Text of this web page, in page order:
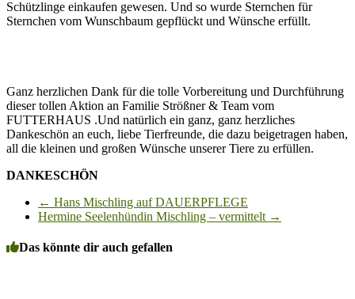
Schützlinge einkaufen gewesen. Und so wurde Sternchen für
Sternchen vom Wunschbaum gepflückt und Wünsche erfüllt.
Ganz herzlichen Dank für die tolle Vorbereitung und Durchführung
dieser tollen Aktion an Familie Strößner & Team vom
FUTTERHAUS .Und natürlich ein ganz, ganz herzliches
Dankeschön an euch, liebe Tierfreunde, die dazu beigetragen haben,
all die kleinen und großen Wünsche unserer Tiere zu erfüllen.
DANKESCHÖN
← Hans Mischling auf DAUERPFLEGE
Hermine Seelenhündin Mischling – vermittelt →
Das könnte dir auch gefallen